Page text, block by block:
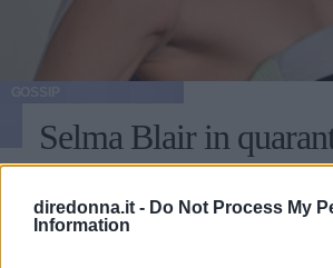
diredonna.it - Do Not Process My
Information
Selma Blair in
ricorda l'isolamento in
L'attrice ha confessato come